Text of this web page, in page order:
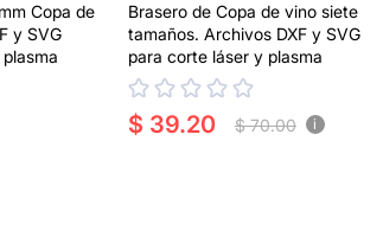
Copa de
y SVG
Brasero de Copa de vino siete
tamaños. Archivos DXF y SVG
para corte láser y plasma
$ 39.20 $ 70.00 i